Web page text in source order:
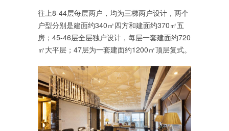
往上8-44层每层两户，均为三梯两户设计，两个
户型分别是建面约340㎡四方和建面约370㎡五
房；45-46层全层独户设计，每层一套建面约720
㎡大平层；47层为一套建面约1200㎡顶层复式。